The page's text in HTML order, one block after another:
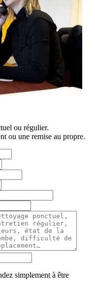
ou régulier.
ou une remise au propre.
simplement à être